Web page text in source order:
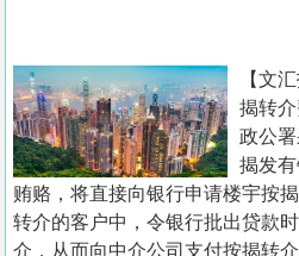
置
业
手
册
【文
揭转
政公
揭发
贿赂，将直接向银行申请楼宇按
转介的客户中，令银行批出贷款
介，从而向中介公司支付按揭转